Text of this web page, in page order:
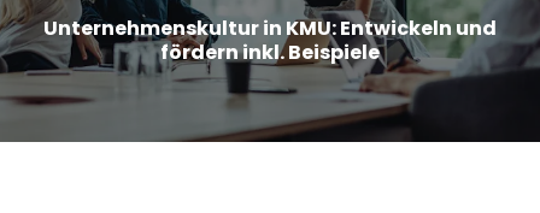
Unternehmenskultur in KMU: Entwickeln und
fördern inkl. Beispiele